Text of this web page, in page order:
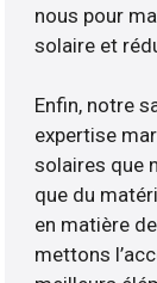
nous pour
solaire et
Enfin, notre
expertise
solaires que
que du
en matière
mettons